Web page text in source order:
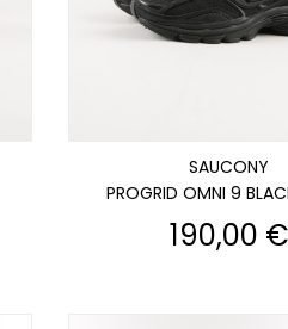
SAUCONY
PROGRID OMNI 9
Prix
190,00 €